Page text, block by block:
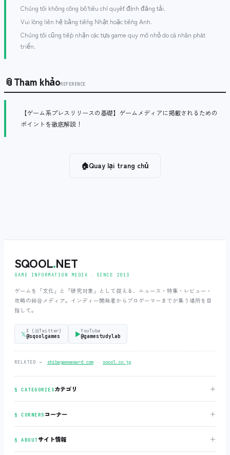
Chúng tôi không công bố tiêu chí quyết định đăng tải.
Vui lòng liên hệ bằng tiếng Nhật hoặc tiếng Anh.
Chúng tôi cũng tiếp nhận các tựa game quy mô nhỏ do cá nhân phát
triển.
📎Tham khảoREFERENCE
【ゲーム系プレスリリースの基礎】ゲームメディアに掲載されるための
ポイントを徹底解説！
🏠Quay lại trang chủ
SQOOL.NET
GAME INFORMATION MEDIA ‧ SINCE 2013
ゲームを「文化」と「研究対象」として捉える、ニュース・特集・レビュー・
攻略の総合メディア。インディー開発者からプロゲーマーまでが集う場所を目
指して。
𝕏X (旧Twitter)
@sqoolgames ▶YouTube
@gamestudylab
RELATED → shibagameaward.com ‧ sqool.co.jp
§ CATEGORIESカテゴリ ＋
§ CORNERS コーナー ＋
§ ABOUTサイト情報 ＋